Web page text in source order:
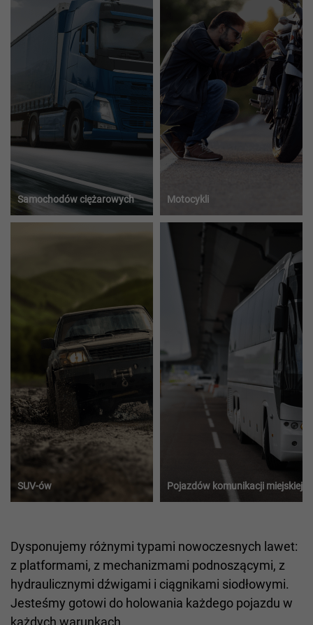
Samochodów ciężarowych Motocykli
SUV-ów Pojazdów komunikacji miejskiej
Dysponujemy różnymi typami nowoczesnych lawet:
z platformami, z mechanizmami podnoszącymi, z
hydraulicznymi dźwigami i ciągnikami siodłowymi.
Jesteśmy gotowi do holowania każdego pojazdu w